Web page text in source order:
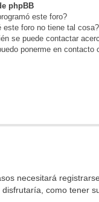
phpBB
este foro?
este foro no tiene tal cosa?
se puede contactar
ponerme en contacto
necesitará
como tener